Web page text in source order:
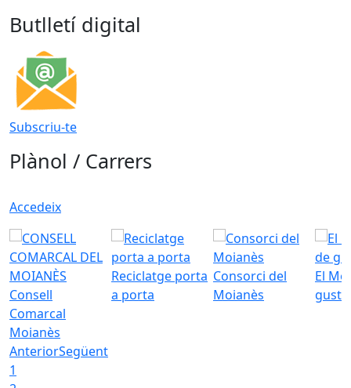
Butlletí digital
Subscriu-te
Plànol / Carrers
Accedeix
Consell
Comarcal
Moianès
Reciclatge porta
a porta
Consorci del
Moianès
El
gust
AnteriorSegüent
1